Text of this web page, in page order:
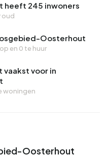
heeft 245 inwoners
oud
Oosterhout
en 0 te huur
vaakst voor in
woningen
Oosterhout